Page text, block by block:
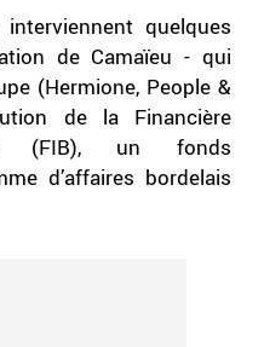
quelques
de Camaïeu - qui
(Hermione, People &
de la Financière
(FIB), un fonds
d’affaires bordelais